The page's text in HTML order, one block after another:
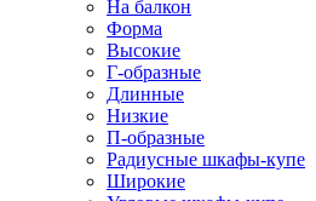
На балкон
Форма
Высокие
Г-образные
Длинные
Низкие
П-образные
Радиусные шкафы-купе
Широкие